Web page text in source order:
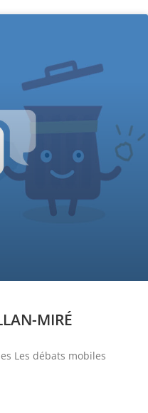
MIRÉ
Les débats mobiles